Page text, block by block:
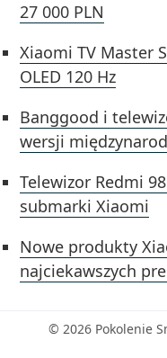
27 000 PLN
Xiaomi TV Master
OLED 120 Hz
Banggood i
wersji
Telewizor Redmi
submarki Xiaomi
Nowe produkty
najciekawszych
© 2026 Pokolenie